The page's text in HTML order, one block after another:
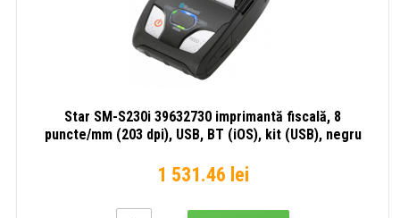
Star SM-S230i 39632730 imprimantă fiscală, 8
puncte/mm (203 dpi), USB, BT (iOS), kit (USB), negru
1 531.46 lei